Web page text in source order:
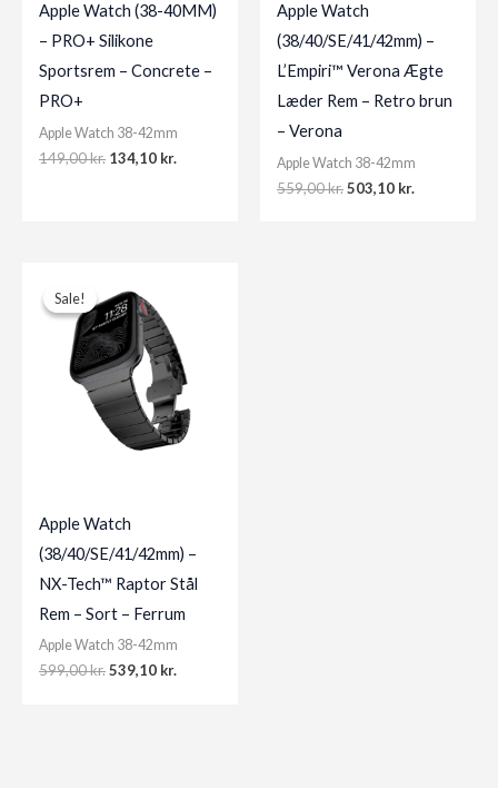
Apple Watch (38-40MM)
– PRO+ Silikone
Sportsrem – Concrete –
PRO+
Apple Watch 38-42mm
149,00kr. Original
134,10 kr.
Apple Watch
(38/40/SE/41/42mm) –
L’Empiri™ Verona Ægte
Læder Rem – Retro brun
– Verona
Apple Watch 38-42mm
559,00kr. Original
503,10 kr.
Sale!
Sale!
Apple Watch
(38/40/SE/41/42mm) –
NX-Tech™ Raptor Stål
Rem – Sort – Ferrum
Apple Watch 38-42mm
599,00kr. Original
539,10 kr.